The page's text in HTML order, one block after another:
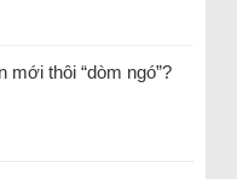
thôi “dòm ngó”?